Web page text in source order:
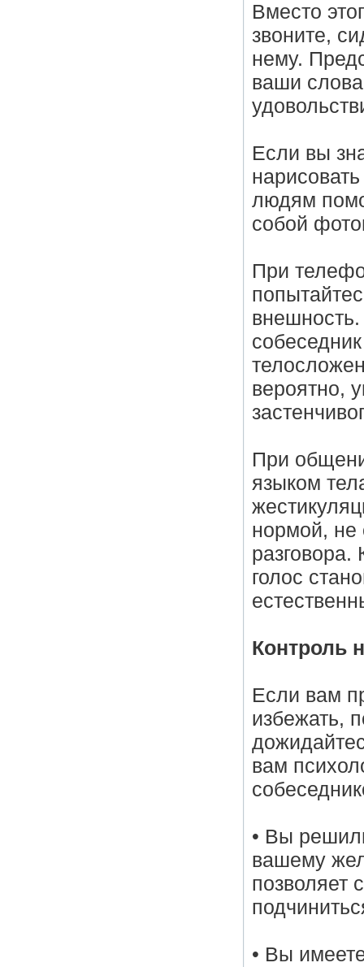
Вместо
звоните,
нему.
ваши
Если вы
людям
собой
При
внешность.
вероятно,
При
языком
нормой, не
голос
Контроль
Если вам
избежать,
вам
• Вы
вашему
позволяет
• Вы